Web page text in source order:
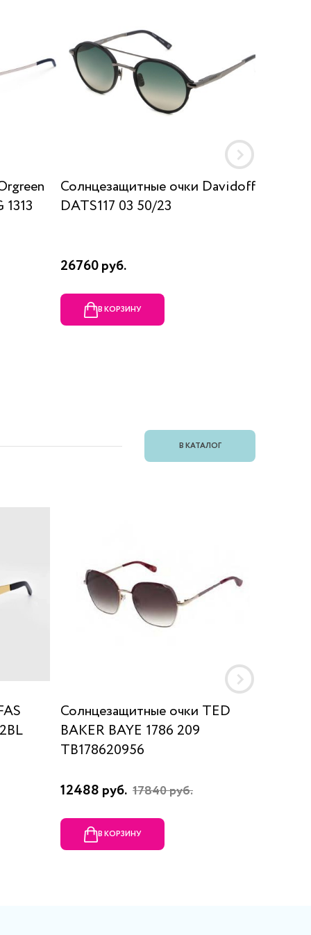
1313
Солнцезащитные очки Davidoff
DATS117 03 50/23
26760 руб.
В КОРЗИНУ
В КАТАЛОГ
Солнцезащитные очки TED
BAKER BAYE 1786 209
TB178620956
12488 руб. 17840 руб.
В КОРЗИНУ